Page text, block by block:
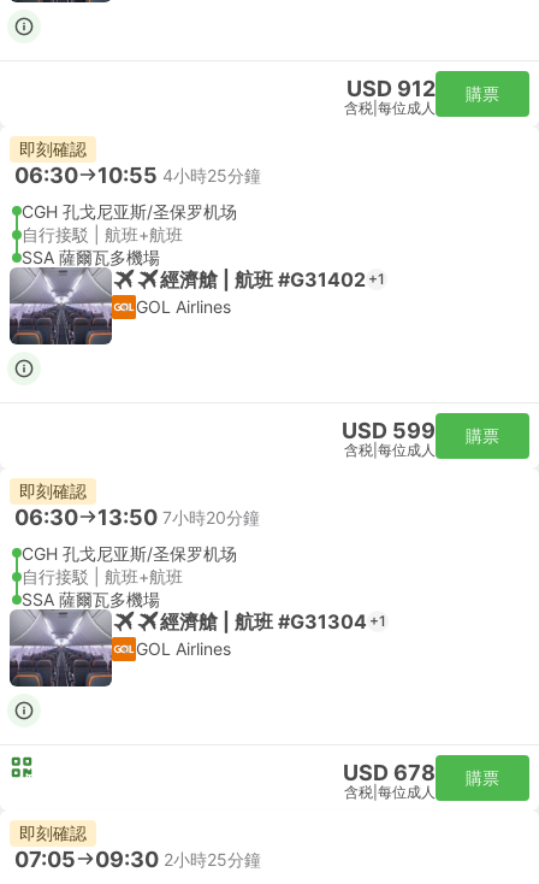
USD 912
含税 每位成人
購票
即刻確認
06:30 10:55 4小時25分鐘
CGH 孔戈尼亚斯/圣保罗机场
自行接駁 | 航班+航班
SSA 薩爾瓦多機場
經濟艙 | 航班 #G31402 +1
GOL Airlines
USD 599
含税 每位成人
購票
即刻確認
06:30 13:50 7小時20分鐘
CGH 孔戈尼亚斯/圣保罗机场
自行接駁 | 航班+航班
SSA 薩爾瓦多機場
經濟艙 | 航班 #G31304 +1
GOL Airlines
USD 678
含税 每位成人
購票
即刻確認
07:05 09:30 2小時25分鐘